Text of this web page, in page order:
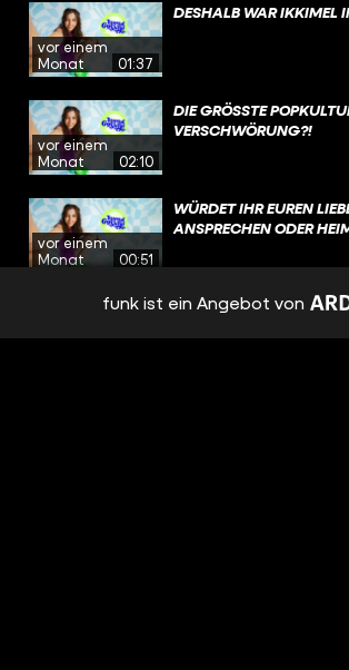
vor einem
Monat
01:37
DESHALB WAR IKKIMEL
vor einem
Monat
02:10
DIE GRÖSSTE
ERSCHWÖRUNG?!
vor einem
Monat
00:51
WÜRDET IHR EUREN
ANSPRECHEN ODER
vor einem
TRAYVIS IST CRINGE?!
funk ist ein Angebot von